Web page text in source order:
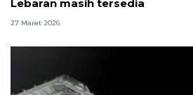
Lebaran masih tersedia
27 Maret 2026